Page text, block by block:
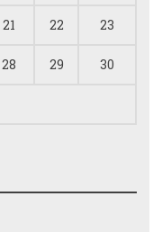
21 22 23
28 29 30